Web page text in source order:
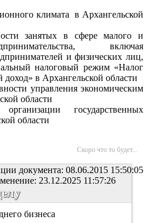
климата в Архангельской
занятых в сфере малого и
включая
и физических лиц,
налоговый режим «Налог
в Архангельской области
управления экономическим
области
организации государственных
области
Скоро что то будет...
документа: 08.06.2015 15:50:05
23.12.2025 11:57:26
бизнеса